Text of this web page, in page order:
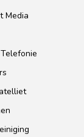
Media